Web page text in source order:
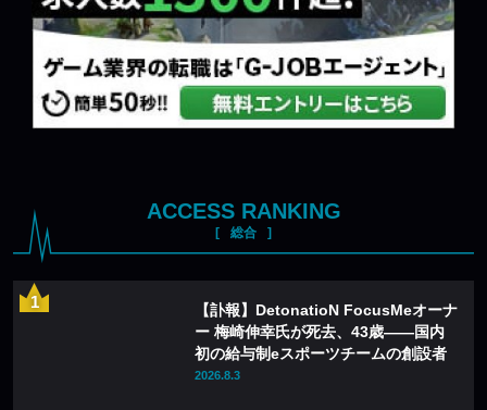
ACCESS RANKING
総合
【訃報】DetonatioN FocusMeオーナ
ー 梅崎伸幸氏が死去、43歳——国内
初の給与制eスポーツチームの創設者
2026.8.3